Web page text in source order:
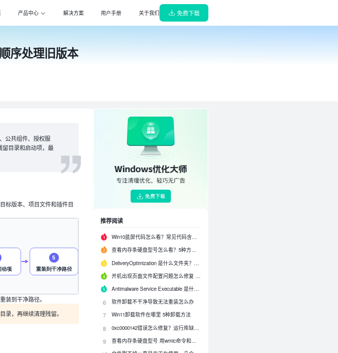
产品中心
Windows优化大师
专注清理优化，更智能高效，轻巧无广告
全面诊断，智能修复，一键搜索安装驱动
电脑维修大师
专家团队，快速远程解决各类问题，高效省心
Claw龙虾部署大师
自动化本地部署，真有用龙虾机器人即刻上岗
DS一键部署大师
自动化本地部署DeepSeek,即刻拥有专属AI
解决方案 用户手册 关于我们 免费下载
序处理旧版本
公共组件、授权服
留目录和启动项，最
标版本、项目文件和插件目
到干净路径。
录，再继续清理残留。
推荐阅读
Win10蓝屏代码怎么看？常见代码含义和修复顺序详解
查看内存条硬盘型号怎么看？5种方法获取硬件信息
Antimalware Service Executable 是什么，CPU 占用高怎么处理
6 软件卸载不干净导致无法重装怎么办
7 Win11卸载软件在哪里 5种卸载方法
8 0xc0000142错误怎么修复？运行库缺失到系统文件损坏排查教程
9